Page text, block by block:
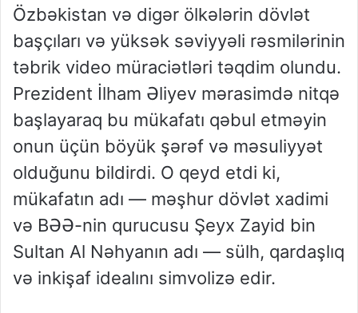
Özbəkistan və digər ölkələrin dövlət
başçıları və yüksək səviyyəli rəsmilərinin
təbrik video müraciətləri təqdim olundu.
Prezident İlham Əliyev mərasimdə nitqə
başlayaraq bu mükafatı qəbul etməyin
onun üçün böyük şərəf və məsuliyyət
olduğunu bildirdi. O qeyd etdi ki,
mükafatın adı — məşhur dövlət xadimi
və BƏƏ-nin qurucusu Şeyx Zayid bin
Sultan Al Nəhyanın adı — sülh, qardaşlıq
və inkişaf idealını simvolizə edir.